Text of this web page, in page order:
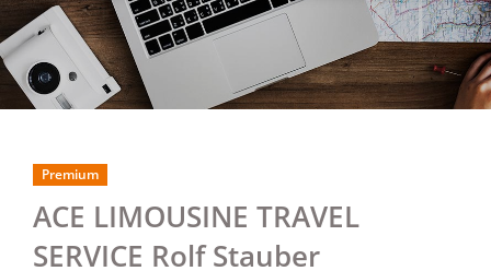
ACE LIMOUSINE TRAVEL
SERVICE Rolf Stauber
Premium